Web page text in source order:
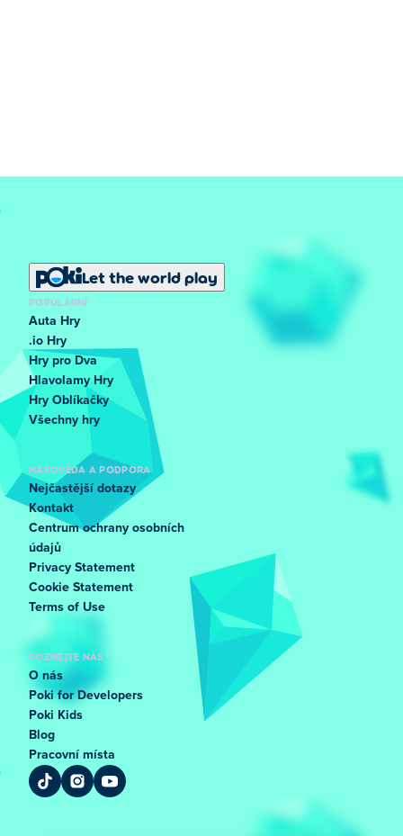
Let the world play
POPULÁRNÍ
Auta Hry
.io Hry
Hry pro Dva
Hlavolamy Hry
Hry Oblíkačky
Všechny hry
NÁPOVĚDA A PODPORA
Nejčastější dotazy
Kontakt
Centrum ochrany osobních
údajů
Privacy Statement
Cookie Statement
Terms of Use
POZNEJTE NÁS
O nás
Poki for Developers
Poki Kids
Blog
Pracovní místa